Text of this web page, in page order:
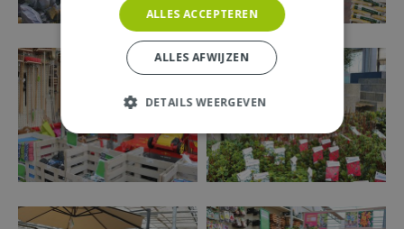
ALLES ACCEPTEREN
ALLES AFWIJZEN
DETAILS WEERGEVEN